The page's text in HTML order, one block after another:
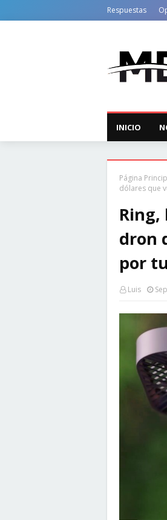
Respuestas
INICIO
Página
dólares que
Ring,
dron
por
Luis